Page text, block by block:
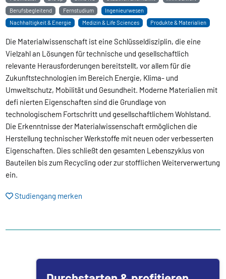
Berufsbegleitend
Fernstudium
Ingenieurwesen
Nachhaltigkeit & Energie
Medizin & Life Sciences Produkte & Materialien
Die Materialwissenschaft ist eine Schlüsseldisziplin, die eine
Vielzahl an Lösungen für technische und gesellschaftlich
relevante Herausforderungen bereitstellt, vor allem für die
Zukunftstechnologien im Bereich Energie, Klima- und
Umweltschutz, Mobilität und Gesundheit. Moderne Materialien mit
defi nierten Eigenschaften sind die Grundlage von
technologischem Fortschritt und gesellschaftlichem Wohlstand.
Die Erkenntnisse der Materialwissenschaft ermöglichen die
Herstellung technischer Werkstoffe mit neuen oder verbesserten
Eigenschaften. Dies schließt den gesamten Lebenszyklus von
Bauteilen bis zum Recycling oder zur stofflichen Weiterverwertung
ein.
Studiengang merken